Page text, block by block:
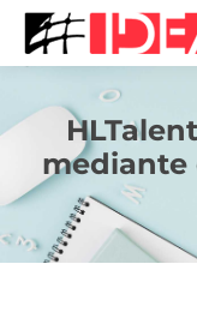
mediante